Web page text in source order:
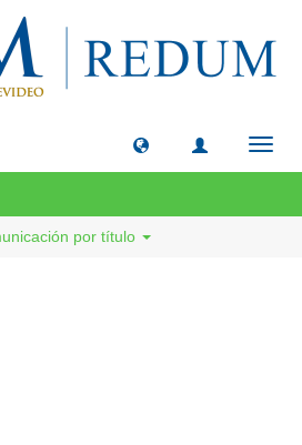
por título